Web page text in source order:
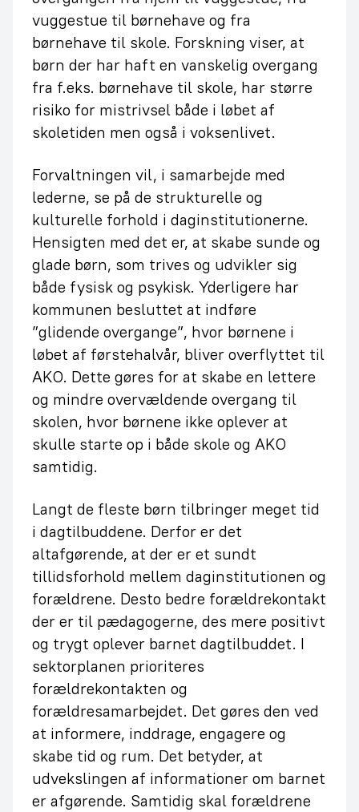
vuggestue til børnehave og fra
børnehave til skole. Forskning viser, at
børn der har haft en vanskelig overgang
fra f.eks. børnehave til skole, har større
risiko for mistrivsel både i løbet af
skoletiden men også i voksenlivet.
Forvaltningen vil, i samarbejde med
lederne, se på de strukturelle og
kulturelle forhold i daginstitutionerne.
Hensigten med det er, at skabe sunde og
glade børn, som trives og udvikler sig
både fysisk og psykisk. Yderligere har
kommunen besluttet at indføre
”glidende overgange”, hvor børnene i
løbet af førstehalvår, bliver overflyttet til
AKO. Dette gøres for at skabe en lettere
og mindre overvældende overgang til
skolen, hvor børnene ikke oplever at
skulle starte op i både skole og AKO
samtidig.
Langt de fleste børn tilbringer meget tid
i dagtilbuddene. Derfor er det
altafgørende, at der er et sundt
tillidsforhold mellem daginstitutionen og
forældrene. Desto bedre forældrekontakt
der er til pædagogerne, des mere positivt
og trygt oplever barnet dagtilbuddet. I
sektorplanen prioriteres
forældrekontakten og
forældresamarbejdet. Det gøres den ved
at informere, inddrage, engagere og
skabe tid og rum. Det betyder, at
udvekslingen af informationer om barnet
er afgørende. Samtidig skal forældrene